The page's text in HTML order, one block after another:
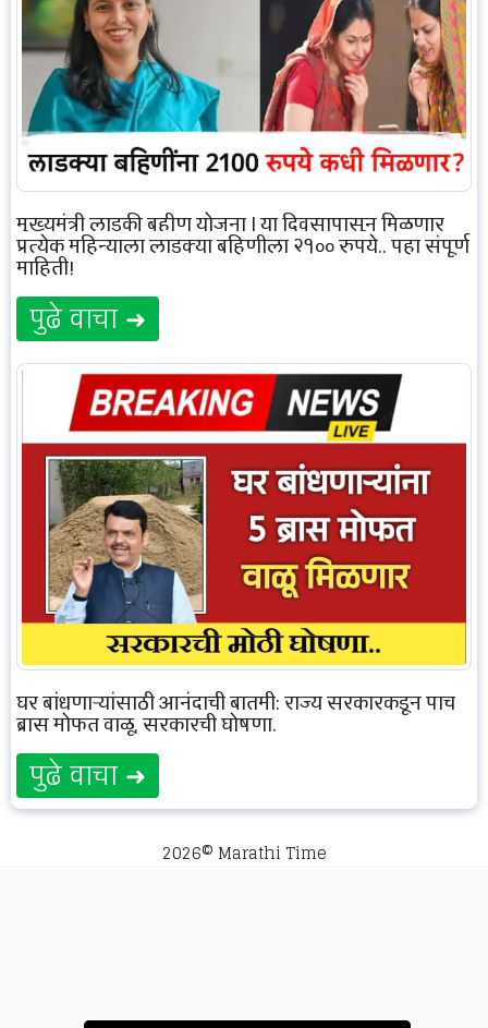
मुख्यमंत्री लाडकी बहीण योजना | या दिवसापासून मिळणार
प्रत्येक महिन्याला लाडक्या बहिणीला २१०० रुपये.. पहा संपूर्ण
माहिती!
पुढे वाचा ➜
घर बांधणाऱ्यांसाठी आनंदाची बातमी: राज्य सरकारकडून पाच
ब्रास मोफत वाळू, सरकारची घोषणा.
पुढे वाचा ➜
2026© Marathi Time